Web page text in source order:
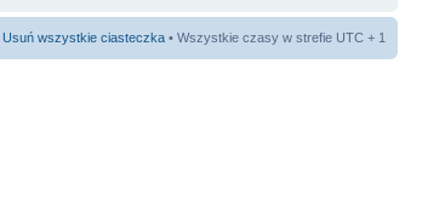
Usuń wszystkie ciasteczka • Wszystkie czasy w strefie UTC + 1